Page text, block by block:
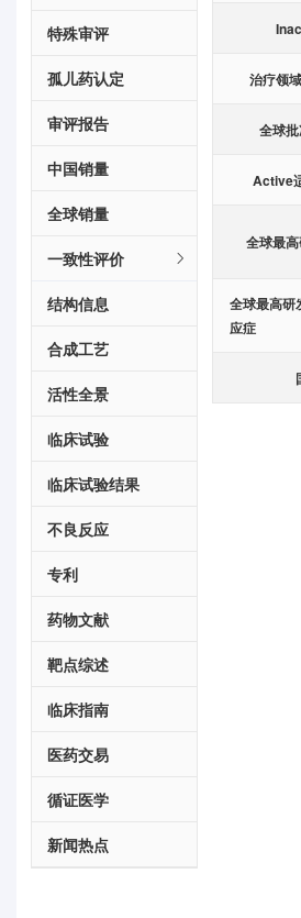
特殊审评
孤儿药认定
审评报告
中国销量
全球销量
一致性评价
结构信息
合成工艺
活性全景
临床试验
临床试验结果
不良反应
专利
药物文献
靶点综述
临床指南
医药交易
循证医学
新闻热点
治疗领
全球
Active
全球最
全球最高研
应症